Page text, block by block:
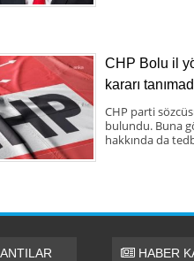
CHP Bolu il
kararı
CHP parti
bulundu. Buna
hakkında da
HABER